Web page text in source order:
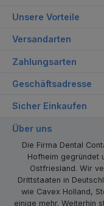
Unsere Vorteile
Versandarten
Zahlungsarten
Geschäftsadresse
Sicher Einkaufen
Über uns
Die Firma Dental
Hofheim gegründet
Ostfriesland. Wir
Drittstaaten in
wie Cavex Holland,
einige mehr. Weiterhin